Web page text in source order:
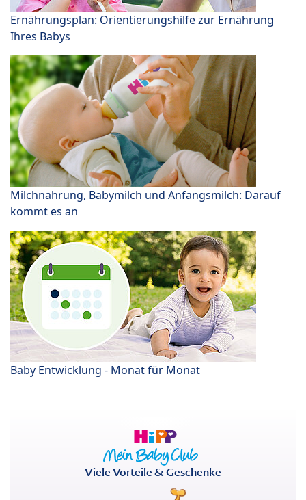
Ernährungsplan: Orientierungshilfe zur Ernährung
Ihres Babys
Milchnahrung, Babymilch und Anfangsmilch: Darauf
kommt es an
Baby Entwicklung - Monat für Monat
Viele Vorteile & Geschenke